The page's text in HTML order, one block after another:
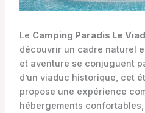
Le Camping Paradis Le
découvrir un cadre naturel
et aventure se conjuguent
d’un viaduc historique, cet
propose une expérience
hébergements